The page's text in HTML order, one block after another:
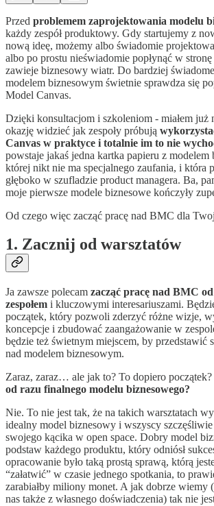
Przed problemem zaprojektowania modelu
każdy zespół produktowy. Gdy startujemy z
nową ideę, możemy albo świadomie
albo po prostu nieświadomie popłynąć w
zawieje biznesowy wiatr. Do bardziej
modelem biznesowym świetnie sprawdza się
Model Canvas.
Dzięki konsultacjom i szkoleniom - miałem już
okazję widzieć jak zespoły próbują
Canvas w praktyce i totalnie im to nie
powstaje jakaś jedna kartka papieru z
której nikt nie ma specjalnego zaufania, i która
głęboko w szufladzie product managera. Ba,
moje pierwsze modele biznesowe kończyły
Od czego więc zacząć pracę nad BMC dla
1. Zacznij od warsztatów
Ja zawsze polecam zacząć pracę nad BMC
zespołem i kluczowymi interesariuszami.
początek, który pozwoli zderzyć różne wizje,
koncepcje i zbudować zaangażowanie w
będzie też świetnym miejscem, by przedstawić
nad modelem biznesowym.
Zaraz, zaraz… ale jak to? To dopiero początek?
od razu finalnego modelu biznesowego?
Nie. To nie jest tak, że na takich warsztatach
idealny model biznesowy i wszyscy
swojego kącika w open space. Dobry model
podstaw każdego produktu, który odniósł
opracowanie było taką prostą sprawą, którą
“załatwić” w czasie jednego spotkania, to
zarabiałby miliony monet. A jak dobrze wiemy
nas także z własnego doświadczenia) tak nie